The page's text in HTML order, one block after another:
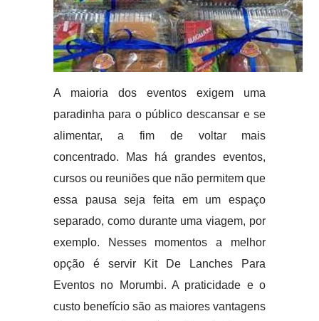
A maioria dos eventos exigem uma
paradinha para o público descansar e se
alimentar, a fim de voltar mais
concentrado. Mas há grandes eventos,
cursos ou reuniões que não permitem que
essa pausa seja feita em um espaço
separado, como durante uma viagem, por
exemplo. Nesses momentos a melhor
opção é servir Kit De Lanches Para
Eventos no Morumbi. A praticidade e o
custo benefício são as maiores vantagens